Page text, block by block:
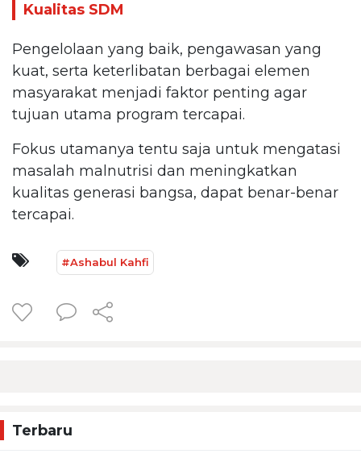
Kualitas SDM
Pengelolaan yang baik, pengawasan yang
kuat, serta keterlibatan berbagai elemen
masyarakat menjadi faktor penting agar
tujuan utama program tercapai.
Fokus utamanya tentu saja untuk mengatasi
masalah malnutrisi dan meningkatkan
kualitas generasi bangsa, dapat benar-benar
tercapai.
#Ashabul Kahfi
Terbaru